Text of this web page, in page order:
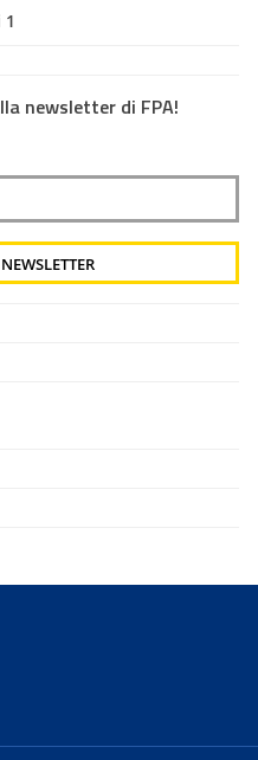
1
newsletter di FPA!